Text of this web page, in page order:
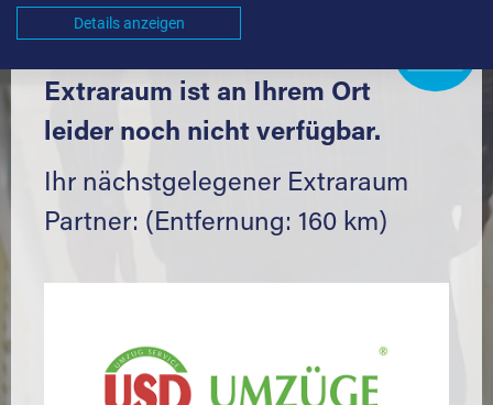
Extraraum ist an Ihrem Ort
leider noch nicht verfügbar.
Ihr nächstgelegener Extraraum
Partner: (Entfernung: 160 km)
Details anzeigen